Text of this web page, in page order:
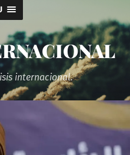
internacional.